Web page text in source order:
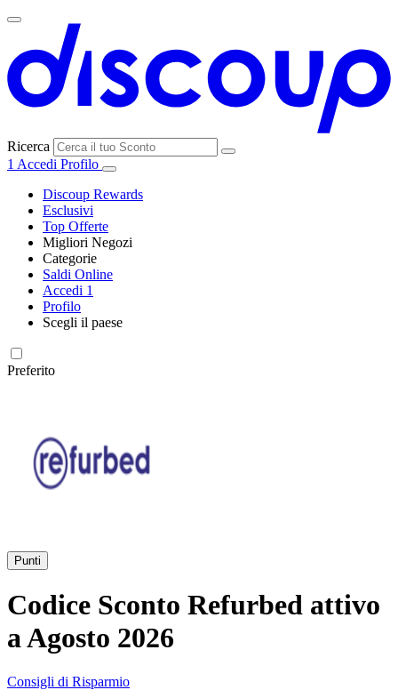
Ricerca
1 Accedi Profilo
Discoup Rewards
Esclusivi
Top Offerte
Migliori Negozi
SHEIN
eBay
Categorie
Elettronica e
e Accessori
Vacanze e
Hotel
Saldi Online
Accedi 1
Profilo
Scegli il paese
Preferito
Punti
Codice Sconto Refurbed attivo
a Agosto 2026
Consigli di Risparmio